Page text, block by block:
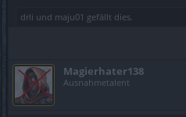
drli und maju01 gefällt dies.
Magierhater138
Ausnahmetalent